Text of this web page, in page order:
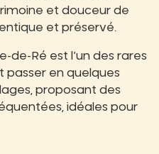
et douceur de
et préservé.
de-Ré est l’un des rares
passer en quelques
proposant des
idéales pour